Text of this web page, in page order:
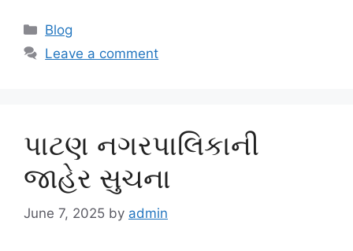
Categories
Blog
Leave a comment
પાટણ નગરપાલિકાની
જાહેર સુચના
June 7, 2025 by admin